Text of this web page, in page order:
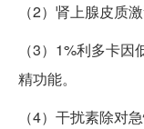
（2）肾上腺皮质
（3）1%利多卡
精功能。
（4）干扰素除对